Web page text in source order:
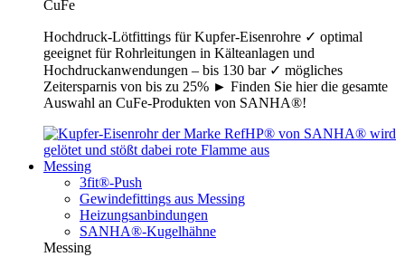
CuFe
Hochdruck-Lötfittings für Kupfer-Eisenrohre ✓ optimal
geeignet für Rohrleitungen in Kälteanlagen und
Hochdruckanwendungen – bis 130 bar ✓ mögliches
Zeitersparnis von bis zu 25% ► Finden Sie hier die gesamte
Auswahl an CuFe-Produkten von SANHA®!
Messing
3fit®-Push
Gewindefittings aus Messing
Heizungsanbindungen
SANHA®-Kugelhähne
Messing